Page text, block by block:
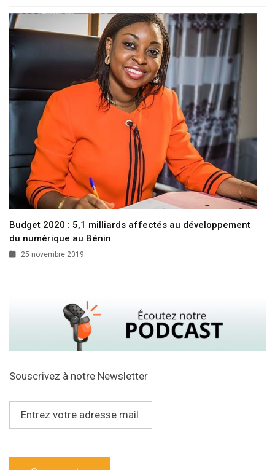
Budget 2020 : 5,1 milliards affectés au développement
du numérique au Bénin
25 novembre 2019
Souscrivez à notre Newsletter